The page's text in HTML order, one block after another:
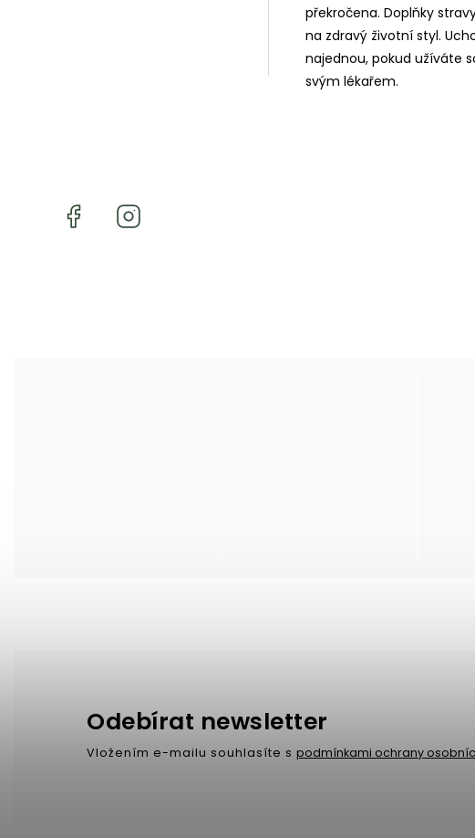
překročena. Doplňky
na zdravý životní styl.
najednou, pokud užíváte
svým lékařem.
Odebírat newsletter
Vložením e-mailu souhlasíte s podmínkami ochrany